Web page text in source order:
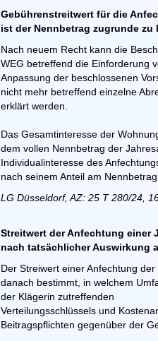
Gebührenstreitwert für die
ist der Nennbetrag zugrunde zu
Nach neuem Recht kann die
WEG betreffend die Einforderung
Anpassung der beschlossenen
nicht mehr betreffend einzelne
erklärt werden.
Das Gesamtinteresse der
dem vollen Nennbetrag der
Individualinteresse des
nach seinem Anteil am
LG Düsseldorf, AZ: 25 T 280/24,
Streitwert der Anfechtung einer
nach tatsächlicher Auswirkung
Der Streiwert einer Anfechtung
danach bestimmt, in welchem
der Klägerin zutreffenden
Verteilungsschlüssels und
Beitragspflichten gegenüber der